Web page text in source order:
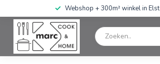
Webshop + 300m² winkel in Elst